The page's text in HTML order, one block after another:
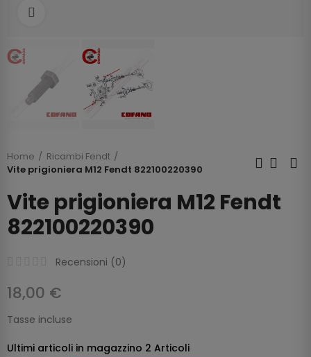
Home
Ricambi Fendt
Vite prigioniera M12 Fendt 822100220390
Vite prigioniera M12 Fendt
822100220390
Recensioni (0)
18,00 €
Tasse incluse
Ultimi articoli in magazzino 2 Articoli